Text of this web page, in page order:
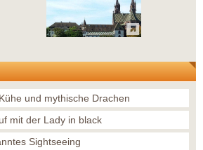
und mythische Drachen
mit der Lady in black
Sightseeing